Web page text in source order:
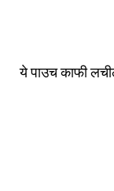
ये पाउच काफी